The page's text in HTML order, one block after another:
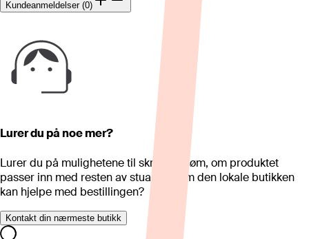
Kundeanmeldelser (0)
Lurer du på noe mer?
Lurer du på mulighetene til skreddersøm, om produktet
passer inn med resten av stua eller om den lokale butikken
kan hjelpe med bestillingen?
Kontakt din nærmeste butikk